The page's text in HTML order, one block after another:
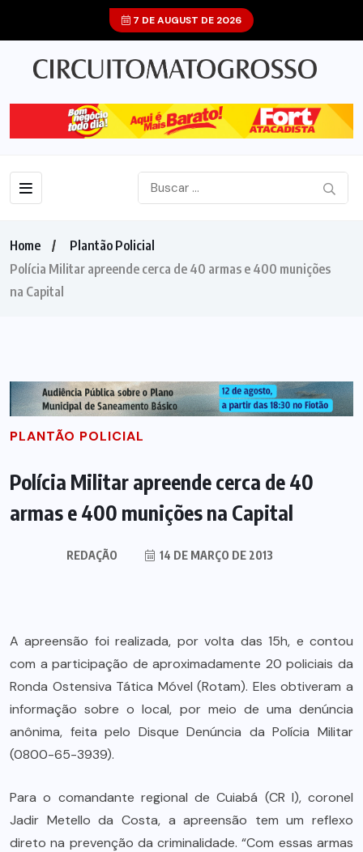
7 DE AUGUST DE 2026
Home
Plantão Policial
Polícia Militar apreende cerca de 40 armas e 400 munições
na Capital
PLANTÃO POLICIAL
Polícia Militar apreende cerca de 40
armas e 400 munições na Capital
REDAÇÃO 14 DE MARÇO DE 2013
A apreensão foi realizada, por volta das 15h, e contou
com a participação de aproximadamente 20 policiais da
Ronda Ostensiva Tática Móvel (Rotam). Eles obtiveram a
informação sobre o local, por meio de uma denúncia
anônima, feita pelo Disque Denúncia da Polícia Militar
(0800-65-3939).
Para o comandante regional de Cuiabá (CR I), coronel
Jadir Metello da Costa, a apreensão tem um reflexo
direto na prevenção da criminalidade. “Com essas armas